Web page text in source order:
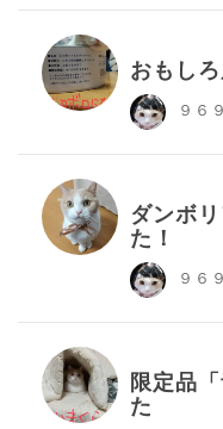
おもし
９６
ダンボ
た！
９６
限定品
た